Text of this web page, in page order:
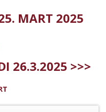
MART 2025
26.3.2025 >>>